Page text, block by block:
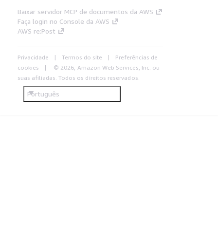
Baixar servidor MCP de documentos da AWS
Faça login no Console da AWS
AWS re:Post
Privacidade Termos do site
Preferências de
cookies
© 2026, Amazon Web Services, Inc. ou
suas afiliadas. Todos os direitos reservados.
Português